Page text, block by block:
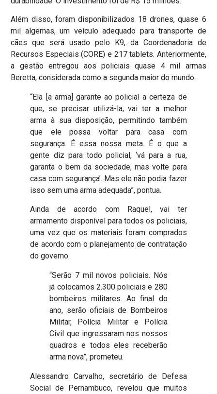
Além disso, foram disponibilizados 18 drones, quase 6
mil algemas, um veículo adequado para transporte de
cães que será usado pelo K9, da Coordenadoria de
Recursos Especiais (CORE) e 217 tablets. Anteriormente,
a gestão entregou aos policiais quase 4 mil armas
Beretta, considerada como a segunda maior do mundo.
“Ela [a arma] garante ao policial a certeza de
que, se precisar utilizá-la, vai ter a melhor
arma à sua disposição, permitindo também
que ele possa voltar para casa com
segurança. É essa nossa meta. É o que a
gente diz para todo policial, ‘vá para a rua,
garanta o bem da sociedade, mas volte para
casa com segurança’. Mas ele não podia fazer
isso sem uma arma adequada”, pontua.
Ainda de acordo com Raquel, vai ter
armamento disponível para todos os policiais,
uma vez que os materiais foram comprados
de acordo com o planejamento de contratação
do governo.
“Serão 7 mil novos policiais. Nós
já colocamos 2.300 policiais e 280
bombeiros militares. Ao final do
ano, serão oficiais de Bombeiros
Militar, Polícia Militar e Polícia
Civil que ingressaram nos nossos
quadros e todos eles receberão
arma nova”, prometeu.
Alessandro Carvalho, secretário de Defesa
Social de Pernambuco, revelou que muitos